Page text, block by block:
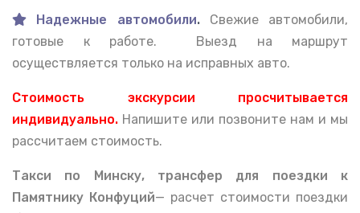
Надежные автомобили. Свежие автомобили,
готовые к работе. Выезд на маршрут
осуществляется только на исправных авто.
Стоимость экскурсии просчитывается
индивидуально. Напишите или позвоните нам и мы
рассчитаем стоимость.
Такси по Минску, трансфер для поездки к
Памятнику Конфуций— расчет стоимости поездки